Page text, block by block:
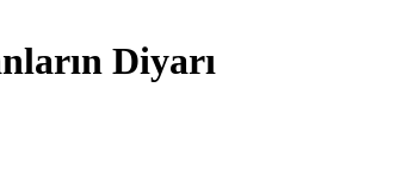
Diyarı